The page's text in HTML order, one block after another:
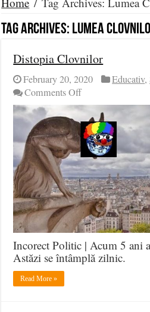
Tag Archives: Lumea
Distopia Clovnilor
February 20, 2020 Educativ,
Comments Offon
Distopia
Clovnilor
Incorect Politic | Acum 5 ani
Astăzi se întâmplă zilnic.
Read More »